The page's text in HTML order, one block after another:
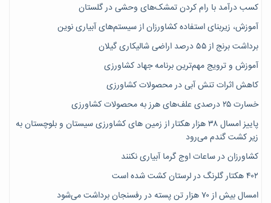
کسب درآمد با رام کردن تمشک‌های وحشی در گلستان
آموزش، زیربنای استفاده کشاورزان از سیستم‌های آبیاری نوین
برداشت برنج از ۵۵ درصد اراضی شالیکاری گیلان
آموزش و ترویج مهم‌ترین برنامه جهاد کشاورزی
کاهش اثرات تنش آبی در محصولات کشاورزی
خسارت ۲۵ درصدی علف‌های هرز به محصولات کشاورزی
پاییز امسال ۳۸ هزار هکتار از زمین های کشاورزی سیستان و بلوچستان به
زیر کشت گندم می‌رود
کشاورزان در ساعات اوج گرما آبیاری نکنند
۴۰۲ هکتار گلرنگ در لرستان کشت شده است
امسال بیش از ۷۰ هزار تن پسته در رفسنجان برداشت می‌شود